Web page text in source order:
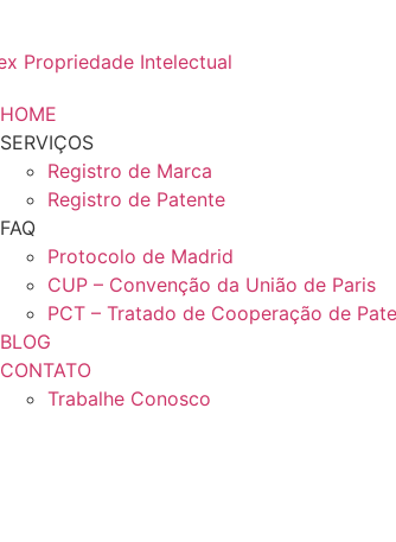
HOME
SERVIÇOS
Registro de Marca
Registro de Patente
FAQ
Protocolo de Madrid
CUP – Convenção da União de Paris
PCT – Tratado de Cooperação de
BLOG
CONTATO
Trabalhe Conosco